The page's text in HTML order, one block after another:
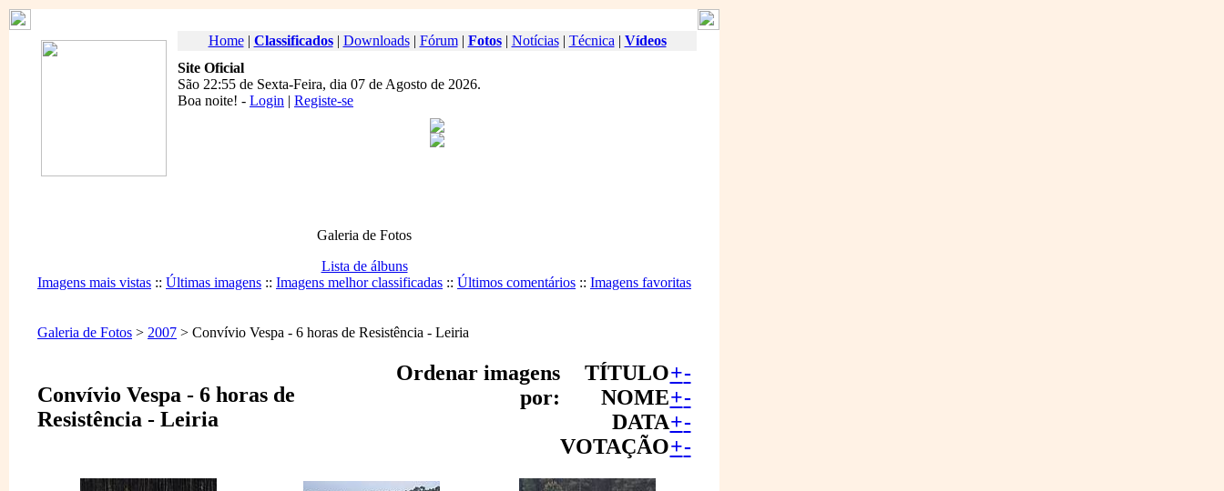
Home| Classificados| Downloads| Fórum| Fotos| Notícias| Técnica | Vídeos
Site Oficial
São 22:55 de Sexta-Feira, dia 07 de Agosto de 2026.
Boa noite! - Login | Registe-se
Galeria de Fotos
Lista de álbuns
Imagens mais vistas :: Últimas imagens :: Imagens melhor classificadas :: Últimos comentários :: Imagens favoritas
Galeria de Fotos > 2007 > Convívio Vespa - 6 horas de Resistência - Leiria
Convívio Vespa - 6 horas de
Resistência - Leiria
Ordenar imagens
por:
TÍTULO+-
NOME+-
DATA+-
VOTAÇÃO+-